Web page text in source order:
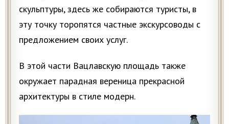
скульптуры, здесь же собираются туристы, в
эту точку торопятся частные экскурсоводы с
предложением своих услуг.
В этой части Вацлавскую площадь также
окружает парадная вереница прекрасной
архитектуры в стиле модерн.